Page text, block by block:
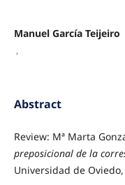
Manuel García Teijeiro
,
Abstract
Review: Mª Marta
preposicional de la
Universidad de